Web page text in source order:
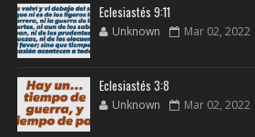
Eclesiastés 9:11
Unknown Mar 02, 2022
Eclesiastés 3:8
Unknown Mar 02, 2022